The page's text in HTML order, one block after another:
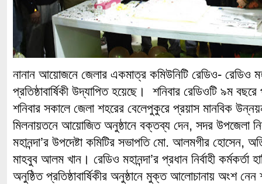
নানান আয়োজনে জেলার একমাত্র কমিউনিটি রেডিও- রেডিও
প্রতিষ্ঠাবার্ষিকী উদ্যাপিত হয়েছে। শনিবার রেডিওটি ৯ম
শনিবার সকালে জেলা শহরের বেলেপুকুরে প্রয়াস মানবিক
মিলনায়তনে আয়োজিত অনুষ্ঠানে বক্তব্য দেন, সদর উপজেলা
মহানন্দা’র উপদেষ্টা কমিটির সভাপতি মো. আলমগীর হোসেন,
মাহবুব আলম খান। রেডিও মহানন্দা’র প্রধান নির্বাহী কর্মকর্তা
অনুষ্ঠিত প্রতিষ্ঠাবার্ষিকীর অনুষ্ঠানে মুক্ত আলোচানায় অংশ